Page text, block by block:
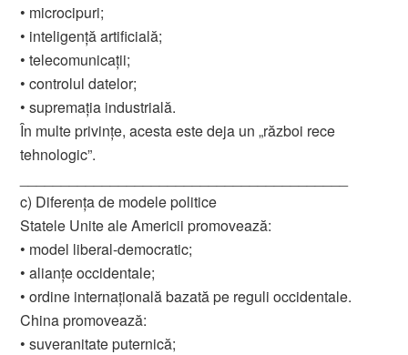
• microcipuri;
• inteligență artificială;
• telecomunicații;
• controlul datelor;
• supremația industrială.
În multe privințe, acesta este deja un „război rece
tehnologic”.
c) Diferența de modele politice
Statele Unite ale Americii promovează:
• model liberal-democratic;
• alianțe occidentale;
• ordine internațională bazată pe reguli occidentale.
China promovează:
• suveranitate puternică;